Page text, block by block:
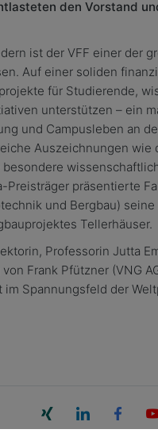
den Vorstand
ist der VFF einer der
Auf einer soliden
für Studierende,
unterstützen – ein
und Campusleben an
Auszeichnungen wie
präsentierte
und Bergbau)
Tellerhäuser.
Professorin Jutta
Frank Pfützner (VNG
Spannungsfeld der